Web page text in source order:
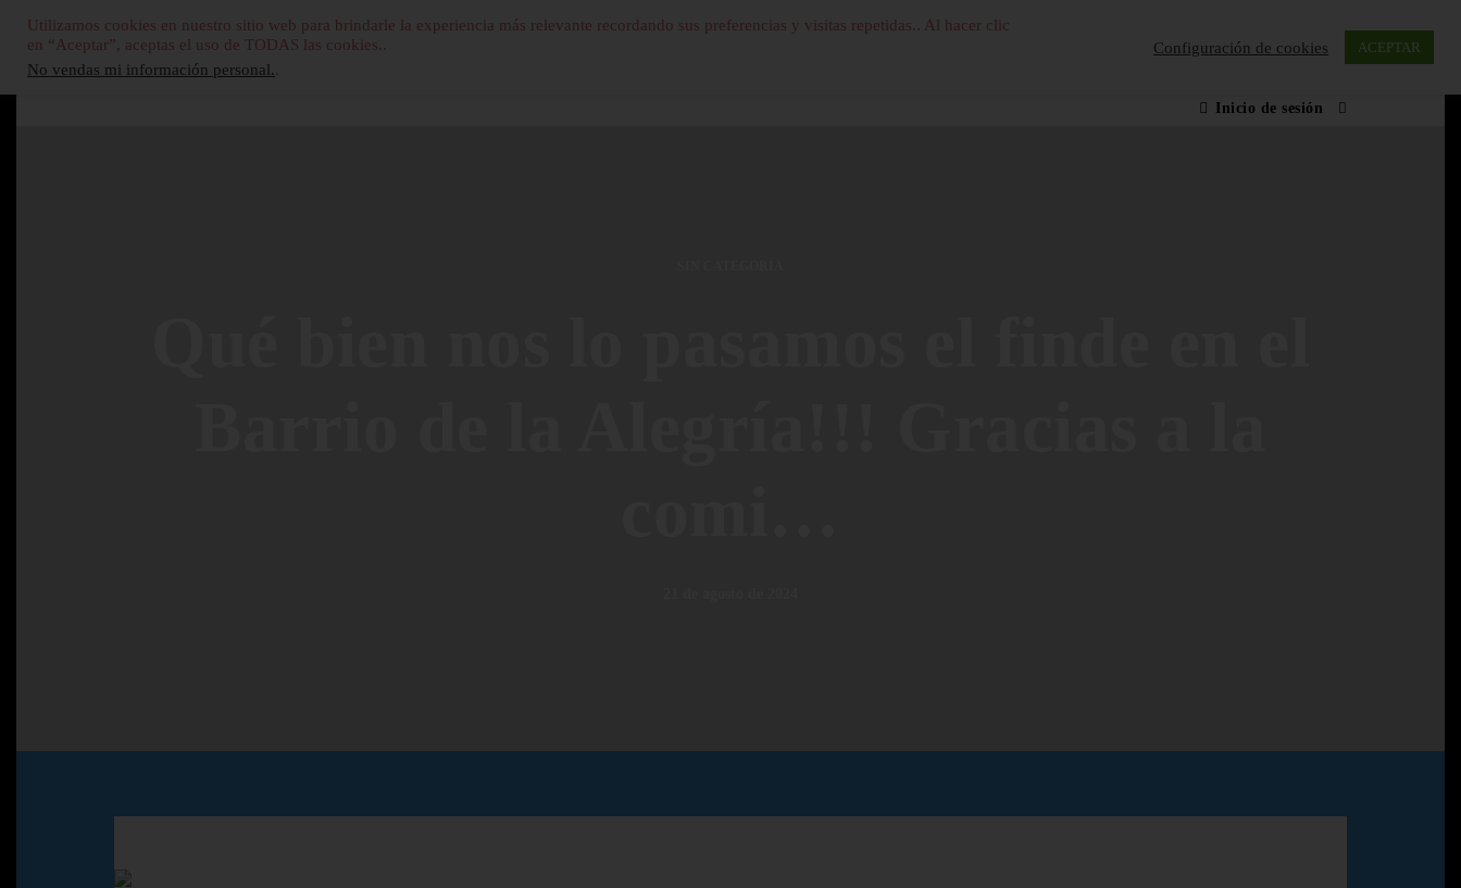
Inicio de sesión
Utilizamos cookies en nuestro sitio web para brindarle la experiencia más relevante recordando sus preferencias y visitas repetidas.. Al hacer clic
en “Aceptar”, aceptas el uso de TODAS las cookies..
No vendas mi información personal..
Configuración de cookies ACEPTAR